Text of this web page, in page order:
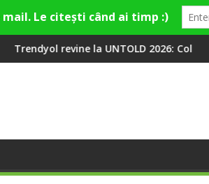
2026: Colecții capsulă lansate